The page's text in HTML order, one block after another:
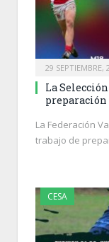
29 SEPTIEMBRE,
La Selección
preparación
La Federación
trabajo de
CESA